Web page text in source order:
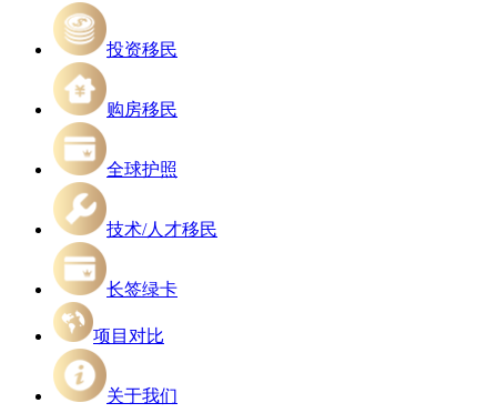
投资移民
购房移民
全球护照
技术/人才移民
长签绿卡
项目对比
关于我们